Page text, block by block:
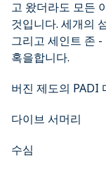
고 왔더라도 모든
것입니다. 세개의
그리고 세인트 존
혹을합니다.
버진 제도의 PADI
다이브 서머리
수심